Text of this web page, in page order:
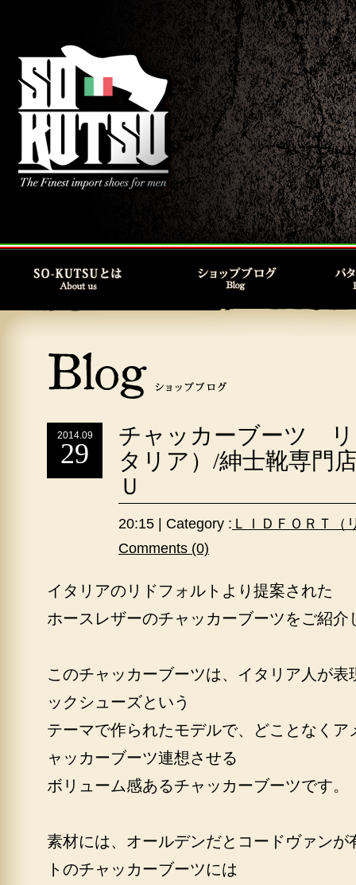
2014.09
29
チャッカーブーツ
タリア）/紳士靴専門
Ｕ
20:15 | Category : ＬＩＤＦＯＲＴ（
Comments (0)
イタリアのリドフォルトより提案された
ホースレザーのチャッカーブーツをご紹介
このチャッカーブーツは、イタリア人が
ックシューズという
テーマで作られたモデルで、どことなく
ャッカーブーツ連想させる
ボリューム感あるチャッカーブーツです。
素材には、オールデンだとコードヴァンが
トのチャッカーブーツには